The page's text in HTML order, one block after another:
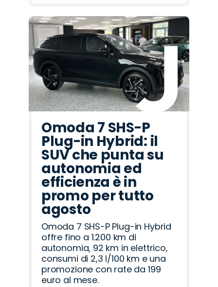
Omoda 7 SHS-P
Plug-in Hybrid: il
SUV che punta su
autonomia ed
efficienza è in
promo per tutto
agosto
Omoda 7 SHS-P Plug-in Hybrid
offre fino a 1.200 km di
autonomia, 92 km in elettrico,
consumi di 2,3 l/100 km e una
promozione con rate da 199
euro al mese.